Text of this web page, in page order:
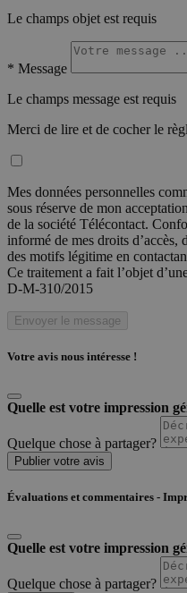
Le champs objet est requis
* Message
Le champs message est requis
Merci de lire et de cocher le
Mes données personnelles
sous réserve de mon
de la société Télécontact.
informé de mes droits
des motifs légitime en
Ce traitement a fait l’objet
D-M-310/2015
Envoyer le message
Votre avis nous intéresse !
Quelle est votre impression
Quelque chose à partager?
Publier votre avis
Évaluations et commentaires -
Quelle est votre impression
Quelque chose à partager?